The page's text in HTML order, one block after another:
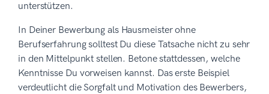
unterstützen.
In Deiner Bewerbung als Hausmeister ohne
Berufserfahrung solltest Du diese Tatsache nicht zu sehr
in den Mittelpunkt stellen. Betone stattdessen, welche
Kenntnisse Du vorweisen kannst. Das erste Beispiel
verdeutlicht die Sorgfalt und Motivation des Bewerbers,